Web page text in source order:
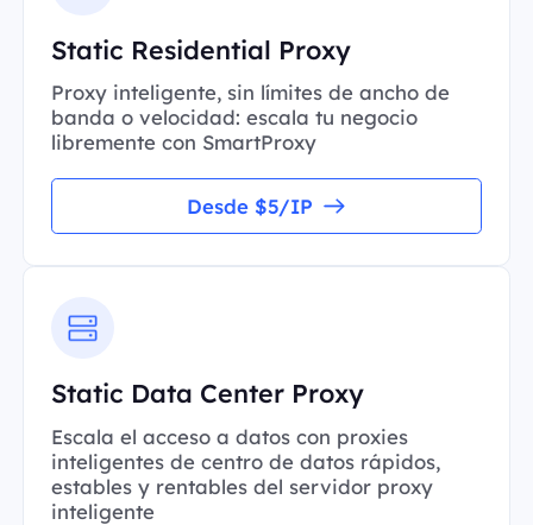
Static Residential Proxy
Proxy inteligente, sin límites de ancho de
banda o velocidad: escala tu negocio
libremente con SmartProxy
Desde $5/IP
Static Data Center Proxy
Escala el acceso a datos con proxies
inteligentes de centro de datos rápidos,
estables y rentables del servidor proxy
inteligente